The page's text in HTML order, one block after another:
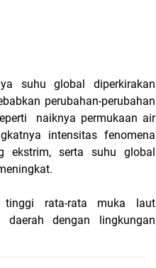
suhu global diperkirakan
perubahan-perubahan
naiknya permukaan air
intensitas fenomena
ekstrim, serta suhu global
tinggi rata-rata muka laut
daerah dengan lingkungan